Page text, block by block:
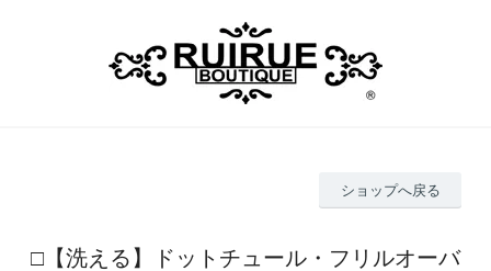
ショップへ戻る
□【洗える】ドットチュール・フリルオーバ